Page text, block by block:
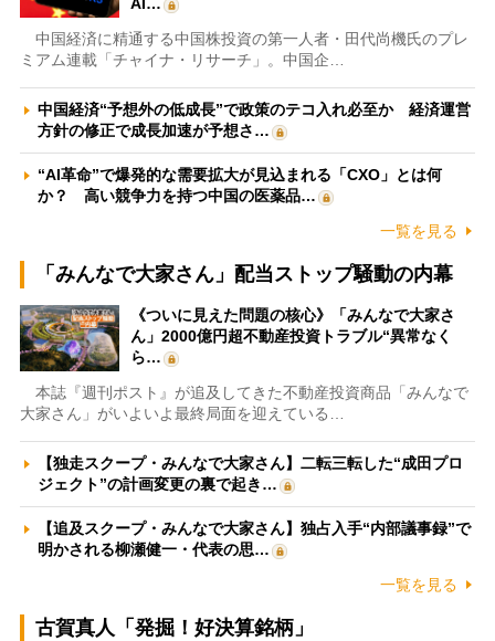
中国経済に精通する中国株投資の第一人者・田代尚機氏のプレ
ミアム連載「チャイナ・リサーチ」。中国企…
中国経済“予想外の低成長”で政策のテコ入れ必至か 経済運営
方針の修正で成長加速が予想さ…
“AI革命”で爆発的な需要拡大が見込まれる「CXO」とは何
か？ 高い競争力を持つ中国の医薬品…
一覧を見る
「みんなで大家さん」配当ストップ騒動の内幕
《ついに見えた問題の核心》「みんなで大家さ
ん」2000億円超不動産投資トラブル“異常なく
ら…
本誌『週刊ポスト』が追及してきた不動産投資商品「みんなで
大家さん」がいよいよ最終局面を迎えている…
【独走スクープ・みんなで大家さん】二転三転した“成田プロ
ジェクト”の計画変更の裏で起き…
【追及スクープ・みんなで大家さん】独占入手“内部議事録”で
明かされる柳瀬健一・代表の思…
一覧を見る
古賀真人「発掘！好決算銘柄」